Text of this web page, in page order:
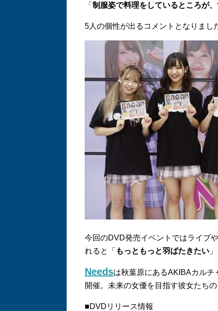
「 制服姿で料理をしているところが
5人の個性が出るコメントとなりまし
今回のDVD発売イベントではライブ
れると「 もっともっと羽ばたきたい」
Needsは秋葉原にあるAKIBAカルチ
開催。未来の女優を目指す彼女たち
■DVDリリース情報